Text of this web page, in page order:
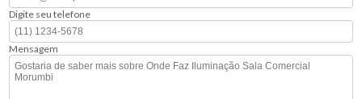
Digite seu telefone
Mensagem